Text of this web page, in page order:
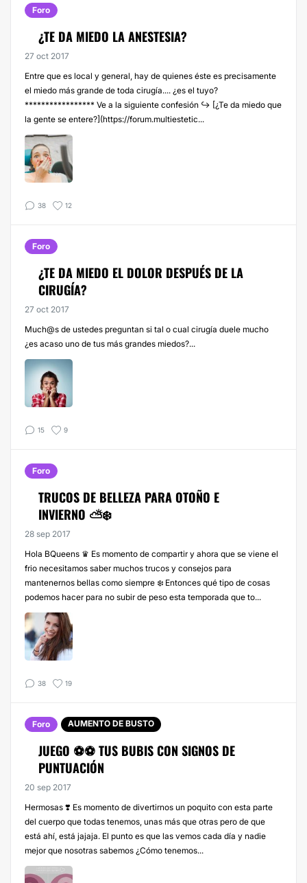
Foro
¿TE DA MIEDO LA ANESTESIA?
27 oct 2017
Entre que es local y general, hay de quienes éste es precisamente
el miedo más grande de toda cirugía.... ¿es el tuyo?
***************** Ve a la siguiente confesión ↪️ [¿Te da miedo que
la gente se entere?](https://forum.multiestetic...
38 12
Foro
¿TE DA MIEDO EL DOLOR DESPUÉS DE LA
CIRUGÍA?
27 oct 2017
Much@s de ustedes preguntan si tal o cual cirugía duele mucho
¿es acaso uno de tus más grandes miedos?...
15 9
Foro
TRUCOS DE BELLEZA PARA OTOÑO E
INVIERNO ⛅️❄️
28 sep 2017
Hola BQueens ♛ Es momento de compartir y ahora que se viene el
frio necesitamos saber muchos trucos y consejos para
mantenernos bellas como siempre ❄️ Entonces qué tipo de cosas
podemos hacer para no subir de peso esta temporada que to...
38 19
Foro AUMENTO DE BUSTO
JUEGO ⚽️⚽️ TUS BUBIS CON SIGNOS DE
PUNTUACIÓN
20 sep 2017
Hermosas ❣️ Es momento de divertirnos un poquito con esta parte
del cuerpo que todas tenemos, unas más que otras pero de que
está ahí, está jajaja. El punto es que las vemos cada día y nadie
mejor que nosotras sabemos ¿Cómo tenemos...